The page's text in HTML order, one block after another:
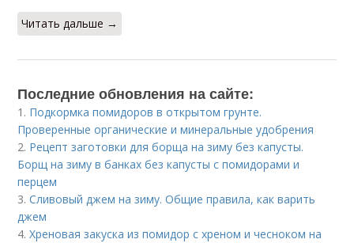
Читать дальше →
Последние обновления на сайте:
1. Подкормка помидоров в открытом грунте.
Проверенные органические и минеральные удобрения
2. Рецепт заготовки для борща на зиму без капусты.
Борщ на зиму в банках без капусты с помидорами и
перцем
3.Сливовый джем на зиму. Общие правила, как варить
джем
4.Хреновая закуска из помидор с хреном и чесноком на